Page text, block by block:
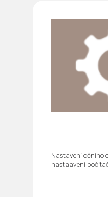
Nastavení očního
nastaavení